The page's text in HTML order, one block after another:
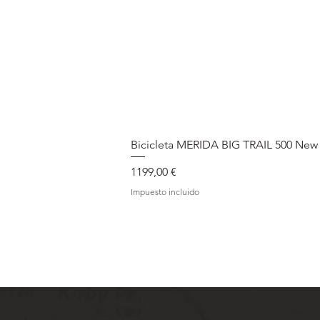
Bicicleta MERIDA BIG TRAIL 500 New
Precio
1199,00 €
Impuesto incluido